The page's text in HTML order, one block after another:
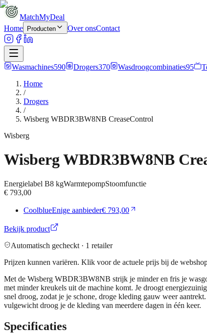
MatchMyDeal
Home
Producten Over onsContact
Wasmachines590 Drogers370 Wasdroogcombinaties95
Home
/
Drogers
/
Wisberg WBDR3BW8NB CreaseControl
Wisberg
Wisberg WBDR3BW8NB
Energielabel B8 kgWarmtepompStoomfunctie
€ 793,00
CoolblueEnige aanbieder€ 793,00
Bekijk product
Automatisch gecheckt · 1 retailer
Prijzen kunnen variëren. Klik voor de actuele prijs bij de
Met de Wisberg WBDR3BW8NB strijk je minder en fris je
met minder kreukels uit de machine komt. Je droogt
snel droog, zodat je je schone, droge kleding gauw weer
vulgewicht droog je de kleding van meerdere dagen in één keer.
Specificaties